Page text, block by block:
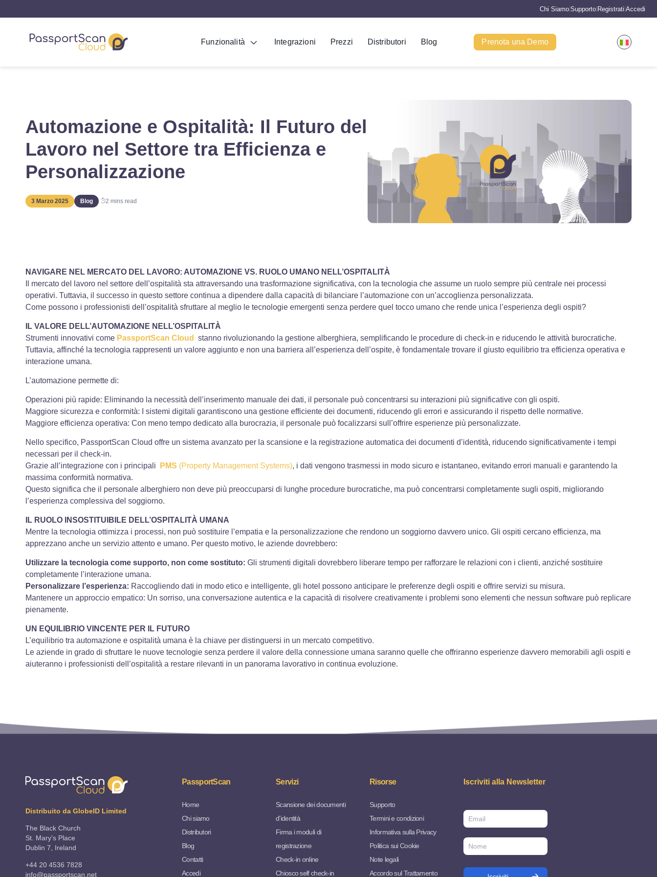
Chi Siamo Supporto Registrati Accedi
Funzionalità Integrazioni Prezzi Distributori Blog Prenota una Demo
Automazione e Ospitalità: Il Futuro del
Lavoro nel Settore tra Efficienza e
Personalizzazione
3 Marzo 2025 Blog 2 mins read
NAVIGARE NEL MERCATO DEL LAVORO: AUTOMAZIONE VS. RUOLO UMANO NELL’OSPITALITÀ
Il mercato del lavoro nel settore dell’ospitalità sta attraversando una trasformazione significativa, con la tecnologia che assume un ruolo sempre più centrale nei processi
operativi. Tuttavia, il successo in questo settore continua a dipendere dalla capacità di bilanciare l’automazione con un’accoglienza personalizzata.
Come possono i professionisti dell’ospitalità sfruttare al meglio le tecnologie emergenti senza perdere quel tocco umano che rende unica l’esperienza degli ospiti?
IL VALORE DELL’AUTOMAZIONE NELL’OSPITALITÀ
Strumenti innovativi come PassportScan Cloud
stanno rivoluzionando la gestione alberghiera, semplificando le procedure di check-in e riducendo le attività burocratiche.
Tuttavia, affinché la tecnologia rappresenti un valore aggiunto e non una barriera all’esperienza dell’ospite, è fondamentale trovare il giusto equilibrio tra efficienza operativa e
interazione umana.
L’automazione permette di:
Operazioni più rapide: Eliminando la necessità dell’inserimento manuale dei dati, il personale può concentrarsi su interazioni più significative con gli ospiti.
Maggiore sicurezza e conformità: I sistemi digitali garantiscono una gestione efficiente dei documenti, riducendo gli errori e assicurando il rispetto delle normative.
Maggiore efficienza operativa: Con meno tempo dedicato alla burocrazia, il personale può focalizzarsi sull’offrire esperienze più personalizzate.
Nello specifico, PassportScan Cloud offre un sistema avanzato per la scansione e la registrazione automatica dei documenti d’identità, riducendo significativamente i tempi
necessari per il check-in.
Grazie all’integrazione con i principali
PMS (Property Management Systems), i dati vengono trasmessi in modo sicuro e istantaneo, evitando errori manuali e garantendo la
massima conformità normativa.
Questo significa che il personale alberghiero non deve più preoccuparsi di lunghe procedure burocratiche, ma può concentrarsi completamente sugli ospiti, migliorando
l’esperienza complessiva del soggiorno.
IL RUOLO INSOSTITUIBILE DELL’OSPITALITÀ UMANA
Mentre la tecnologia ottimizza i processi, non può sostituire l’empatia e la personalizzazione che rendono un soggiorno davvero unico. Gli ospiti cercano efficienza, ma
apprezzano anche un servizio attento e umano. Per questo motivo, le aziende dovrebbero:
Utilizzare la tecnologia come supporto, non come sostituto: Gli strumenti digitali dovrebbero liberare tempo per rafforzare le relazioni con i clienti, anziché sostituire
completamente l’interazione umana.
Personalizzare l’esperienza: Raccogliendo dati in modo etico e intelligente, gli hotel possono anticipare le preferenze degli ospiti e offrire servizi su misura.
Mantenere un approccio empatico: Un sorriso, una conversazione autentica e la capacità di risolvere creativamente i problemi sono elementi che nessun software può replicare
pienamente.
UN EQUILIBRIO VINCENTE PER IL FUTURO
L’equilibrio tra automazione e ospitalità umana è la chiave per distinguersi in un mercato competitivo.
Le aziende in grado di sfruttare le nuove tecnologie senza perdere il valore della connessione umana saranno quelle che offriranno esperienze davvero memorabili agli ospiti e
aiuteranno i professionisti dell’ospitalità a restare rilevanti in un panorama lavorativo in continua evoluzione.
Distribuito da GlobeID Limited
The Black Church
St. Mary's Place
Dublin 7, Ireland
+44 20 4536 7828
info@passportscan.net
PassportScan
Home
Chi siamo
Distributori
Blog
Contatti
Accedi
Servizi
Scansione dei documenti
d’identità
Firma i moduli di
registrazione
Check-in online
Chiosco self check-in
Risorse
Supporto
Termini e condizioni
Informativa sulla Privacy
Politica sui Cookie
Note legali
Accordo sul Trattamento
Iscriviti alla Newsletter